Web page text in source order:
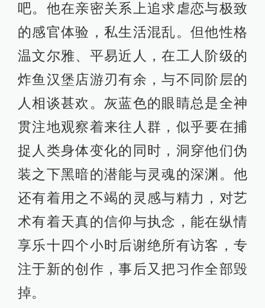
吧。他在亲密关系上追求虐恋与极致
的感官体验，私生活混乱。但他性格
温文尔雅、平易近人，在工人阶级的
炸鱼汉堡店游刃有余，与不同阶层的
人相谈甚欢。灰蓝色的眼睛总是全神
贯注地观察着来往人群，似乎要在捕
捉人类身体变化的同时，洞穿他们伪
装之下黑暗的潜能与灵魂的深渊。他
还有着用之不竭的灵感与精力，对艺
术有着天真的信仰与执念，能在纵情
享乐十四个小时后谢绝所有访客，专
注于新的创作，事后又把习作全部毁
掉。